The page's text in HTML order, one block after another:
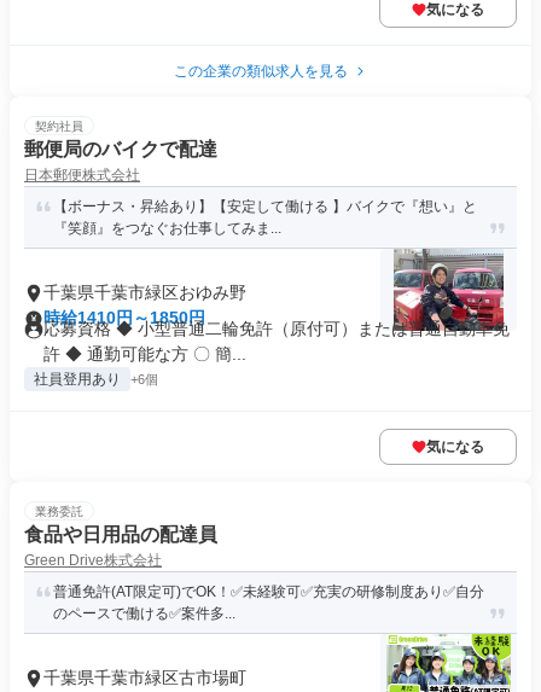
気になる
この企業の類似求人を見る
契約社員
郵便局のバイクで配達
日本郵便株式会社
【ボーナス・昇給あり】【安定して働ける 】バイクで『想い』と
『笑顔』をつなぐお仕事してみま...
千葉県千葉市緑区おゆみ野
時給1410円～1850円
応募資格 ◆ 小型普通二輪免許（原付可）または普通自動車免
許 ◆ 通勤可能な方 〇 簡...
社員登用あり +6個
気になる
業務委託
食品や日用品の配達員
Green Drive株式会社
普通免許(AT限定可)でOK！✅未経験可✅充実の研修制度あり✅自分
のペースで働ける✅案件多...
千葉県千葉市緑区古市場町